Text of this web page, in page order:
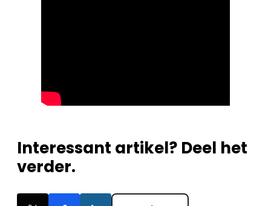
Interessant artikel? Deel het
verder.